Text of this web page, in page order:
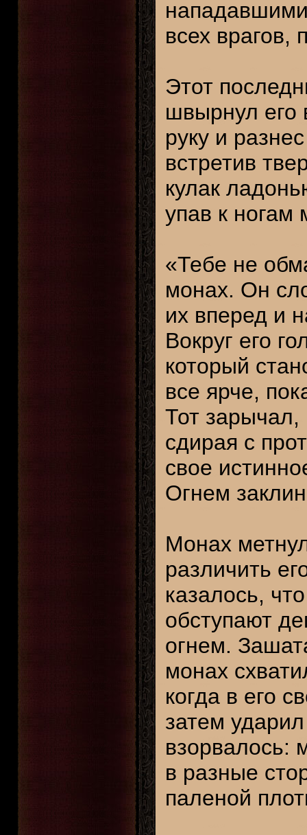
всех врагов,
Этот
швырнул его
руку и
встретив
кулак
упав к ногам
«Тебе не
монах. Он
их вперед и
Вокруг его
который
все ярче,
Тот зарычал,
сдирая с
свое
Огнем
Монах
различить
казалось,
обступают
огнем.
монах
когда в его
затем
взорвалось:
в разные
паленой